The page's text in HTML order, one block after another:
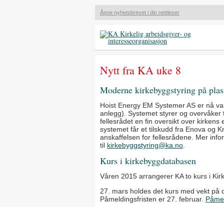
Åpne nyhetsbrevet i din nettleser
Nytt fra KA uke 8
Moderne kirkebyggstyring på
Hoist Energy EM Systemer AS er nå
anlegg). Systemet styrer og
fellesrådet en fin oversikt over kirkens
systemet får et tilskudd fra Enova og
anskaffelsen for fellesrådene. Mer
til kirkebyggstyring@ka.no
Kurs i kirkebyggdatabasen
Våren 2015 arrangerer KA to kurs i
27. mars holdes det kurs med vekt på
Påmeldingsfristen er 27. februar.